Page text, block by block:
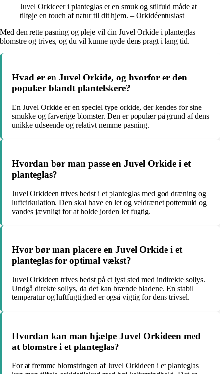
Juvel Orkideer i planteglas er en smuk og stilfuld måde at
tilføje en touch af natur til dit hjem. – Orkidéentusiast
Med den rette pasning og pleje vil din Juvel Orkide i planteglas
blomstre og trives, og du vil kunne nyde dens pragt i lang tid.
Hvad er en Juvel Orkide, og hvorfor er den
populær blandt plantelskere?
En Juvel Orkide er en speciel type orkide, der kendes for sine
smukke og farverige blomster. Den er populær på grund af dens
unikke udseende og relativt nemme pasning.
Hvordan bør man passe en Juvel Orkide i et
planteglas?
Juvel Orkideen trives bedst i et planteglas med god dræning og
luftcirkulation. Den skal have en let og veldrænet pottemuld og
vandes jævnligt for at holde jorden let fugtig.
Hvor bør man placere en Juvel Orkide i et
planteglas for optimal vækst?
Juvel Orkideen trives bedst på et lyst sted med indirekte sollys.
Undgå direkte sollys, da det kan brænde bladene. En stabil
temperatur og luftfugtighed er også vigtig for dens trivsel.
Hvordan kan man hjælpe Juvel Orkideen med
at blomstre i et planteglas?
For at fremme blomstringen af Juvel Orkideen i et planteglas